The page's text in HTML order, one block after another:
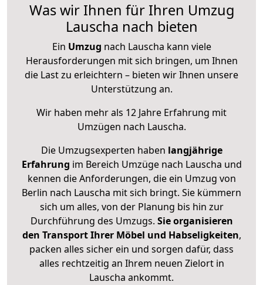
Was wir Ihnen für Ihren Umzug
Lauscha nach bieten
Ein Umzug nach Lauscha kann viele
Herausforderungen mit sich bringen, um Ihnen
die Last zu erleichtern – bieten wir Ihnen unsere
Unterstützung an.
Wir haben mehr als 12 Jahre Erfahrung mit
Umzügen nach Lauscha.
Die Umzugsexperten haben langjährige
Erfahrung im Bereich Umzüge nach Lauscha und
kennen die Anforderungen, die ein Umzug von
Berlin nach Lauscha mit sich bringt. Sie kümmern
sich um alles, von der Planung bis hin zur
Durchführung des Umzugs. Sie organisieren
den Transport Ihrer Möbel und Habseligkeiten,
packen alles sicher ein und sorgen dafür, dass
alles rechtzeitig an Ihrem neuen Zielort in
Lauscha ankommt.